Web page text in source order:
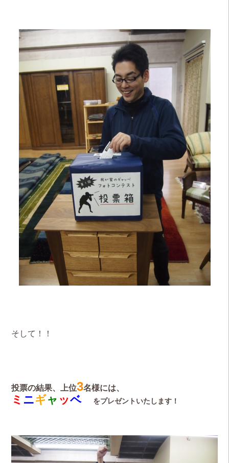
そして！！
投票の結果、上位3名様には、
ミ ニギャ ッベ をプレゼントいたします！